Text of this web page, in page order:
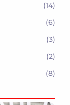
(14)
(6)
(3)
(2)
(8)